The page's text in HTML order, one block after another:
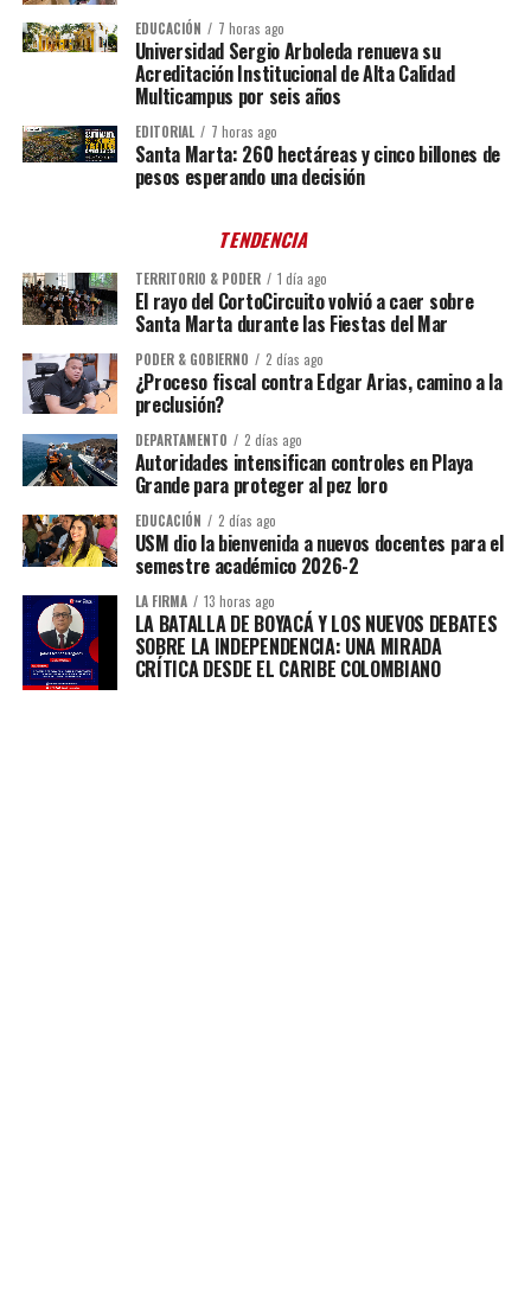
EDUCACIÓN 7 horas ago
Universidad Sergio Arboleda renueva su
Acreditación Institucional de Alta Calidad
Multicampus por seis años
EDITORIAL 7 horas ago
Santa Marta: 260 hectáreas y cinco billones de
pesos esperando una decisión
TENDENCIA
TERRITORIO & PODER 1 día ago
El rayo del CortoCircuito volvió a caer sobre
Santa Marta durante las Fiestas del Mar
PODER & GOBIERNO 2 días ago
¿Proceso fiscal contra Edgar Arias, camino a la
preclusión?
DEPARTAMENTO 2 días ago
Autoridades intensifican controles en Playa
Grande para proteger al pez loro
EDUCACIÓN 2 días ago
USM dio la bienvenida a nuevos docentes para el
semestre académico 2026-2
LA FIRMA 13 horas ago
LA BATALLA DE BOYACÁ Y LOS NUEVOS DEBATES
SOBRE LA INDEPENDENCIA: UNA MIRADA
CRÍTICA DESDE EL CARIBE COLOMBIANO